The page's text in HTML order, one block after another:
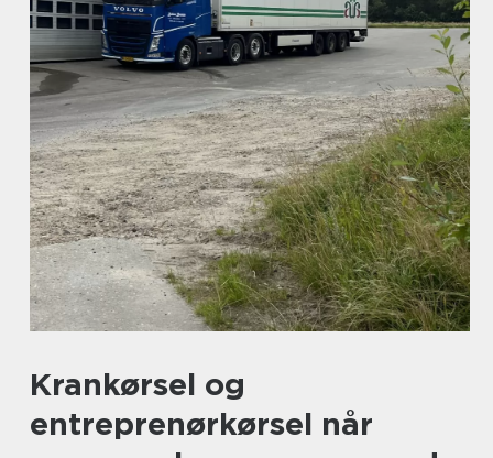
Krankørsel og
entreprenørkørsel når